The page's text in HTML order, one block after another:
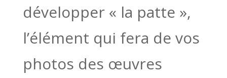
développer « la patte »,
l’élément qui fera de vos
photos des œuvres